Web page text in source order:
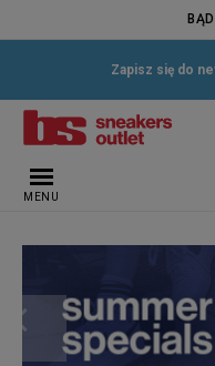
Zapisz się do
MENU